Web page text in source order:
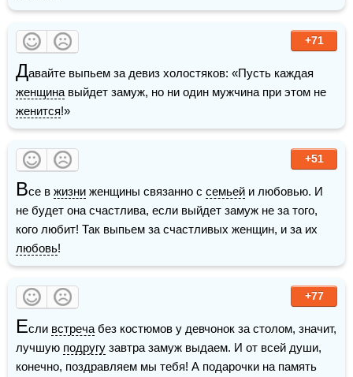
+71
Д
женщина
женится!»
+51
Все в жизни женщины связанно с семьей и любовью. И
не будет она счастлива, если выйдет замуж не за того,
любовь!
+77
Если встреча без костюмов у девчонок за столом, значит,
лучшую подругу завтра замуж выдаем. И от всей души,
конечно, поздравляем мы тебя! А подарочки на память